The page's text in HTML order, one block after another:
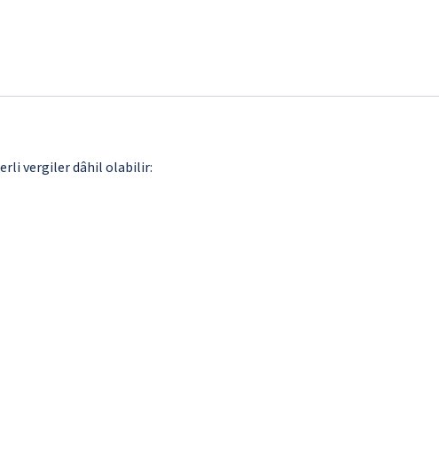
vergiler dâhil olabilir: